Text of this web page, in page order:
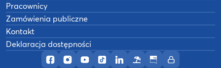
Profil AWF Poznań w serwisie Facebook
Profil AWF Poznań w serwisie Instagram
Profil AWF Poznań w serwisie YouTube
Profil AWF Poznań w serwisie
Profil AWF Poznań w
OśrodekBiuletynIntranet
Pracownicy
Zamówienia publiczne
Kontakt
Deklaracja dostępności